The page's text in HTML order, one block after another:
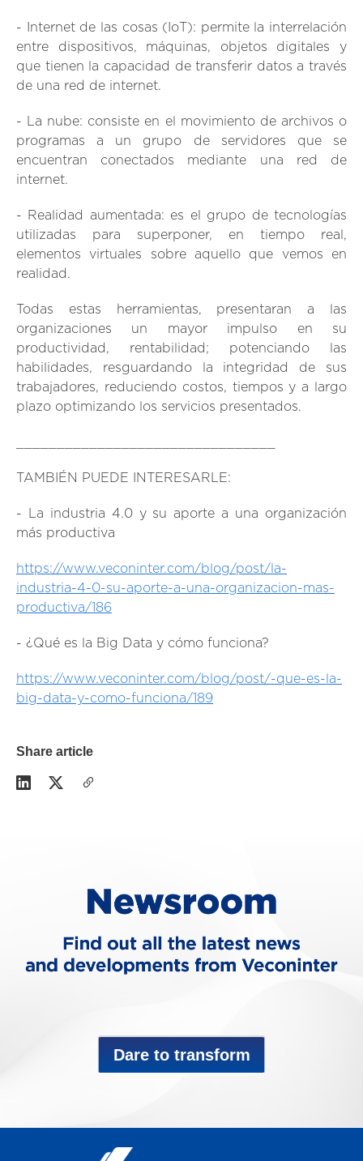
- Internet de las cosas (IoT): permite la interrelación
entre dispositivos, máquinas, objetos digitales y
que tienen la capacidad de transferir datos a través
de una red de internet.
- La nube: consiste en el movimiento de archivos o
programas a un grupo de servidores que se
encuentran conectados mediante una red de
internet.
- Realidad aumentada: es el grupo de tecnologías
utilizadas para superponer, en tiempo real,
elementos virtuales sobre aquello que vemos en
realidad.
Todas estas herramientas, presentaran a las
organizaciones un mayor impulso en su
productividad, rentabilidad; potenciando las
habilidades, resguardando la integridad de sus
trabajadores, reduciendo costos, tiempos y a largo
plazo optimizando los servicios presentados.
TAMBIÉN PUEDE INTERESARLE:
- La industria 4.0 y su aporte a una organización
más productiva
https://www.veconinter.com/blog/post/la-
industria-4-0-su-aporte-a-una-organizacion-mas-
productiva/186
- ¿Qué es la Big Data y cómo funciona?
https://www.veconinter.com/blog/post/-que-es-la-
big-data-y-como-funciona/189
Share article
Dare to transform